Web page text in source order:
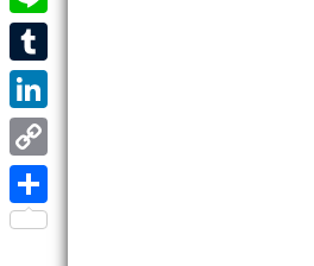
c
e
b
o
o
k
w
i
t
t
e
r
L
i
n
e
T
u
m
b
l
L
i
n
C
o
S